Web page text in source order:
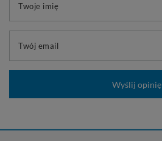
Twoje imię
Twój email
Wyślij opinię